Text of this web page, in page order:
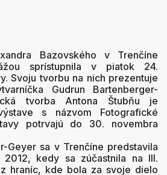
Bazovského v Trenčíne
sprístupnila v piatok 24.
Svoju tvorbu na nich prezentuje
Gudrun Bartenberger-
tvorba Antona Štubňu je
s názvom Fotografické
potrvajú do 30. novembra
Geyer sa v Trenčíne predstavila
kedy sa zúčastnila na III.
hraníc, kde bola za svoje dielo